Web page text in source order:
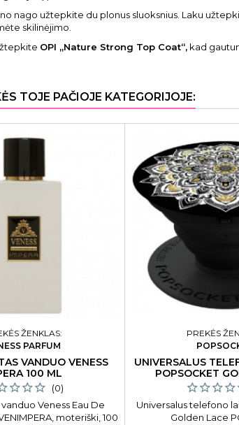
nago užtepkite du plonus sluoksnius. Laku
skilinėjimo.
OPI „Nature Strong Top Coat“, kad
TOJE PAČIOJE KATEGORIJOJE:
ŽENKLAS:
PARFUM
VANDUO VENESS
100 ML
(0)
Veness Eau De
moteriški, 100
PREKĖS
UNIVERSALUS
POPSOCKET
Universalus telefono
Golden Lace